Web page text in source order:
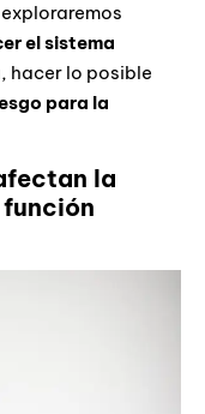
el sistema
hacer lo posible
para la
la